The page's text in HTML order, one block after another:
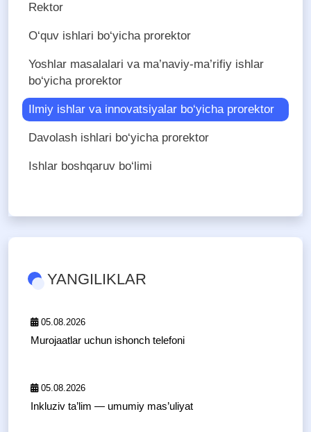
Rektor
O‘quv ishlari bo‘yicha prorektor
Yoshlar masalalari va ma’naviy-ma’rifiy ishlar
bo‘yicha prorektor
Ilmiy ishlar va innovatsiyalar bo‘yicha prorektor
Davolash ishlari bo‘yicha prorektor
Ishlar boshqaruv bo‘limi
YANGILIKLAR
05.08.2026
Murojaatlar uchun ishonch telefoni
05.08.2026
Inkluziv ta’lim — umumiy mas’uliyat